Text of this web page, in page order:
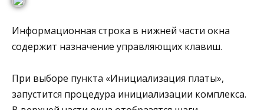
Информационная строка в нижней части окна
содержит назначение управляющих клавиш.
При выборе пункта «Инициализация платы»,
запустится процедура инициализации комплекса.